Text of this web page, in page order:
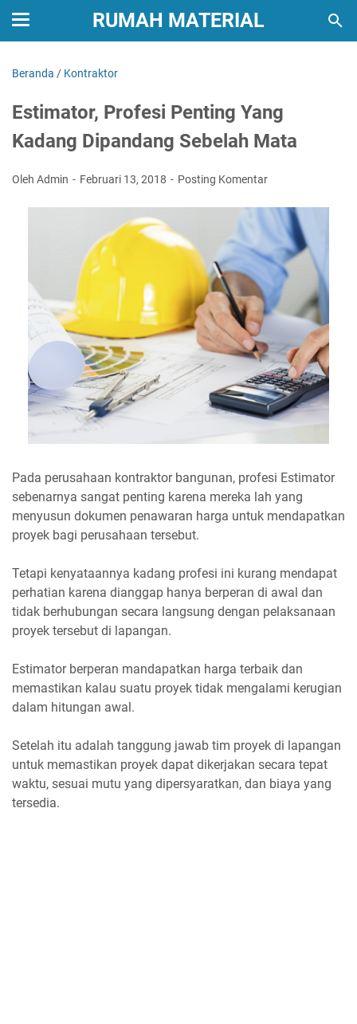
RUMAH MATERIAL
Beranda / Kontraktor
Estimator, Profesi Penting Yang
Kadang Dipandang Sebelah Mata
Oleh Admin Februari 13, 2018 Posting Komentar
Pada perusahaan kontraktor bangunan, profesi Estimator
sebenarnya sangat penting karena mereka lah yang
menyusun dokumen penawaran harga untuk mendapatkan
proyek bagi perusahaan tersebut.
Tetapi kenyataannya kadang profesi ini kurang mendapat
perhatian karena dianggap hanya berperan di awal dan
tidak berhubungan secara langsung dengan pelaksanaan
proyek tersebut di lapangan.
Estimator berperan mandapatkan harga terbaik dan
memastikan kalau suatu proyek tidak mengalami kerugian
dalam hitungan awal.
Setelah itu adalah tanggung jawab tim proyek di lapangan
untuk memastikan proyek dapat dikerjakan secara tepat
waktu, sesuai mutu yang dipersyaratkan, dan biaya yang
tersedia.